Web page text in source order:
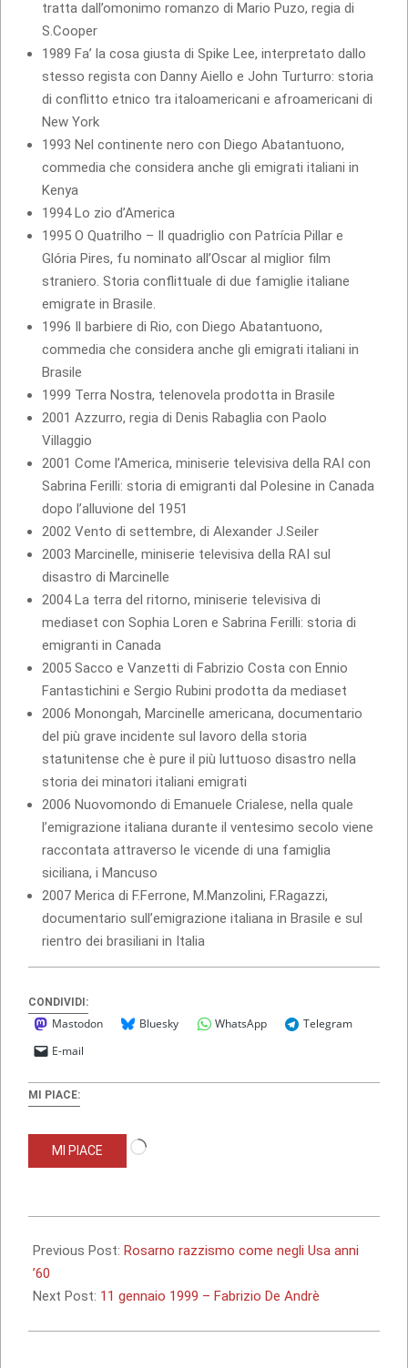
tratta dall’omonimo romanzo di Mario Puzo, regia di
S.Cooper
1989 Fa’ la cosa giusta di Spike Lee, interpretato dallo
stesso regista con Danny Aiello e John Turturro: storia
di conflitto etnico tra italoamericani e afroamericani di
New York
1993 Nel continente nero con Diego Abatantuono,
commedia che considera anche gli emigrati italiani in
Kenya
1994 Lo zio d’America
1995 O Quatrilho – Il quadriglio con Patrícia Pillar e
Glória Pires, fu nominato all’Oscar al miglior film
straniero. Storia conflittuale di due famiglie italiane
emigrate in Brasile.
1996 Il barbiere di Rio, con Diego Abatantuono,
commedia che considera anche gli emigrati italiani in
Brasile
1999 Terra Nostra, telenovela prodotta in Brasile
2001 Azzurro, regia di Denis Rabaglia con Paolo
Villaggio
2001 Come l’America, miniserie televisiva della RAI con
Sabrina Ferilli: storia di emigranti dal Polesine in Canada
dopo l’alluvione del 1951
2002 Vento di settembre, di Alexander J.Seiler
2003 Marcinelle, miniserie televisiva della RAI sul
disastro di Marcinelle
2004 La terra del ritorno, miniserie televisiva di
mediaset con Sophia Loren e Sabrina Ferilli: storia di
emigranti in Canada
2005 Sacco e Vanzetti di Fabrizio Costa con Ennio
Fantastichini e Sergio Rubini prodotta da mediaset
2006 Monongah, Marcinelle americana, documentario
del più grave incidente sul lavoro della storia
statunitense che è pure il più luttuoso disastro nella
storia dei minatori italiani emigrati
2006 Nuovomondo di Emanuele Crialese, nella quale
l’emigrazione italiana durante il ventesimo secolo viene
raccontata attraverso le vicende di una famiglia
siciliana, i Mancuso
2007 Merica di F.Ferrone, M.Manzolini, F.Ragazzi,
documentario sull’emigrazione italiana in Brasile e sul
rientro dei brasiliani in Italia
CONDIVIDI:
Mastodon Bluesky WhatsApp
Telegram
E-mail
MI PIACE:
MI PIACE
Caricamento
01-
10
Previous Post: Rosarno razzismo come negli Usa anni
’60
Next Post: 11 gennaio 1999 – Fabrizio De Andrè